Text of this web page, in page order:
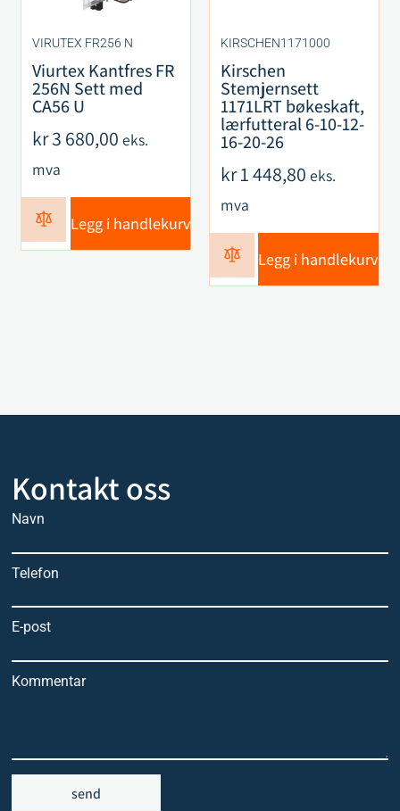
VIRUTEX FR256 N
Viurtex Kantfres FR
256N Sett med
CA56 U
kr3 680,00 eks.
mva
Legg i handlekurv
KIRSCHEN1171000
Kirschen
Stemjernsett
1171LRT bøkeskaft,
lærfutteral 6-10-12-
16-20-26
kr1 448,80 eks.
mva
Legg i handlekurv
Kontakt oss
Navn
Telefon
E-post
Kommentar
send